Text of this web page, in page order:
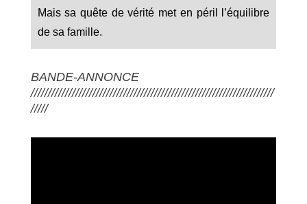
Mais sa quête de vérité met en péril l’équilibre
de sa famille.
BANDE-ANNONCE
///////////////////////////////////////////////////////////////////////
/////